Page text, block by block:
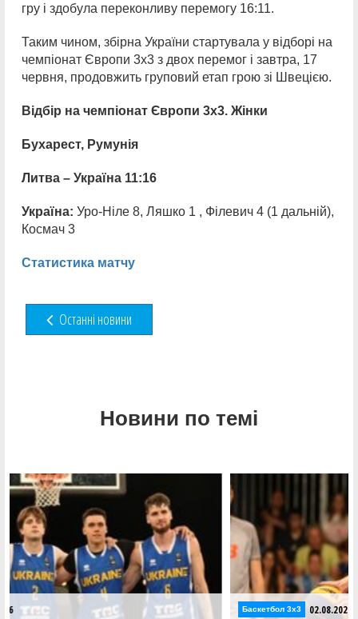
гру і здобула переконливу перемогу 16:11.
Таким чином, збірна України стартувала у відборі на
чемпіонат Європи 3х3 з двох перемог і завтра, 17
червня, продовжить груповий етап грою зі Швецією.
Відбір на чемпіонат Європи 3х3. Жінки
Бухарест, Румунія
Литва – Україна 11:16
Україна: Уро-Ніле 8, Ляшко 1 , Філевич 4 (1 дальній),
Космач 3
Статистика матчу
Останні новини
Новини по темі
Баскетбол 3х3 02.08.2026